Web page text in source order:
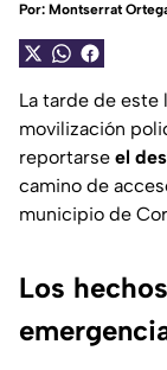
Por: Montserrat
La tarde de este
movilización
reportarse el
camino de
municipio de
Los